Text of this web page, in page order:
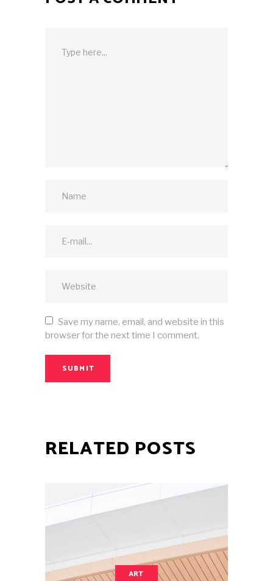
Save my name, email, and website in this
browser for the next time I comment.
SUBMIT
RELATED POSTS
ART